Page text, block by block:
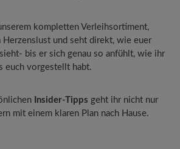
kompletten Verleihsortiment,
Herzenslust und seht direkt, wie euer
bis er sich genau so anfühlt, wie ihr
euch vorgestellt habt.
Insider-Tipps geht ihr nicht nur
mit einem klaren Plan nach Hause.